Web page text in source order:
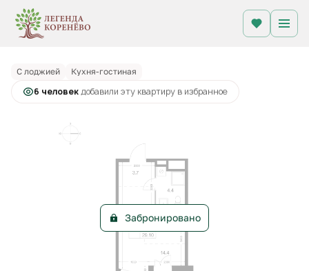
Студия29.2 м2 Цена по запросу
С лоджией Кухня-гостиная
6 человекдобавили эту квартиру в избранное
Забронировано